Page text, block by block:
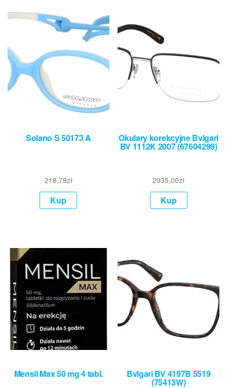
Solano S 50173 A
218,79zł
Kup
Okulary korekcyjne Bvlgari
BV 1112K 2007 (67604299)
2035,00zł
Kup
Mensil Max 50 mg 4 tabl. Bvlgari BV 4197B 5519
(75413W)